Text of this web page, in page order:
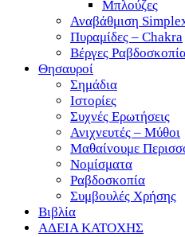
Μπλούζες
Αναβάθμιση
Πυραμίδες – Chakra
Βέργες
Θησαυροί
Σημάδια
Ιστορίες
Συχνές Ερωτήσεις
Ανιχνευτές – Μύθοι
Μαθαίνουμε
Νομίσματα
Ραβδοσκοπία
Συμβουλές Χρήσης
Βιβλία
ΑΔΕΙΑ ΚΑΤΟΧΗΣ